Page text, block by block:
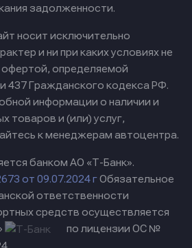
задолженности.
носит исключительно
и ни при каких условиях не
офертой, определяемой
437 Гражданского кодекса РФ.
информации о наличии и
товаров и (или) услуг,
к менеджерам автоцентра.
банком АО «Т-Банк».
от 09.07.2024 гОбязательное
ответственности
средств осуществляется
по лицензии ОС №